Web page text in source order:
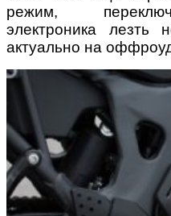
режим,
электроника лезть
актуально на